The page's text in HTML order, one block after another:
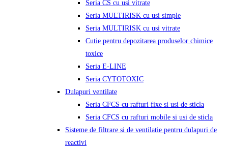
Seria CS cu usi vitrate
Seria MULTIRISK cu usi simple
Seria MULTIRISK cu usi vitrate
Cutie pentru depozitarea produselor chimice
toxice
Seria E-LINE
Seria CYTOTOXIC
Dulapuri ventilate
Seria CFCS cu rafturi fixe si usi de sticla
Seria CFCS cu rafturi mobile si usi de sticla
Sisteme de filtrare si de ventilatie pentru dulapuri de
reactivi